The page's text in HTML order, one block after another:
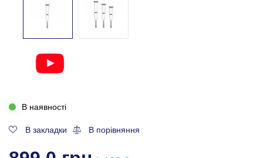
В наявності
В закладки В порівняння